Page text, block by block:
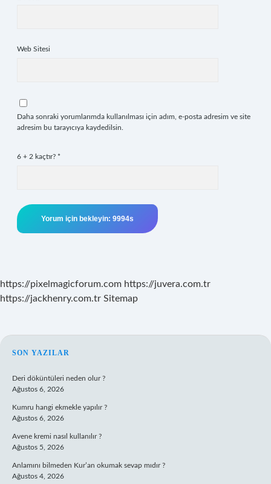
Web Sitesi
Daha sonraki yorumlarımda kullanılması için adım, e-posta adresim ve site
adresim bu tarayıcıya kaydedilsin.
6 + 2 kaçtır? *
https://pixelmagicforum.com https://juvera.com.tr
https://jackhenry.com.tr Sitemap
SIDEBAR
SON YAZILAR
Deri döküntüleri neden olur ?
Ağustos 6, 2026
Kumru hangi ekmekle yapılır ?
Ağustos 6, 2026
Avene kremi nasıl kullanılır ?
Ağustos 5, 2026
Anlamını bilmeden Kur’an okumak sevap mıdır ?
Ağustos 4, 2026